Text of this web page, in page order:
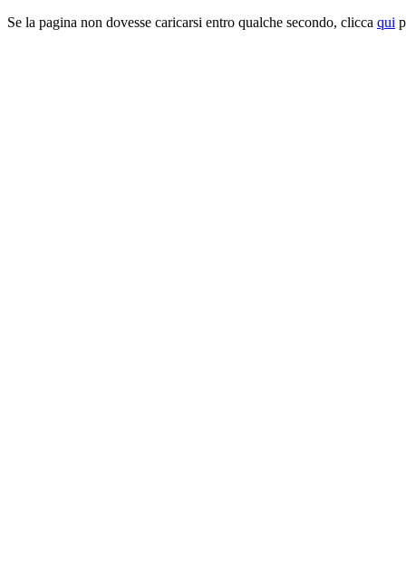
Se la pagina non dovesse caricarsi entro qualche secondo, clicca qui